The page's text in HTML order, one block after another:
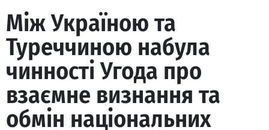
Між Україною та
Туреччиною набула
чинності Угода про
взаємне визнання та
обмін національних